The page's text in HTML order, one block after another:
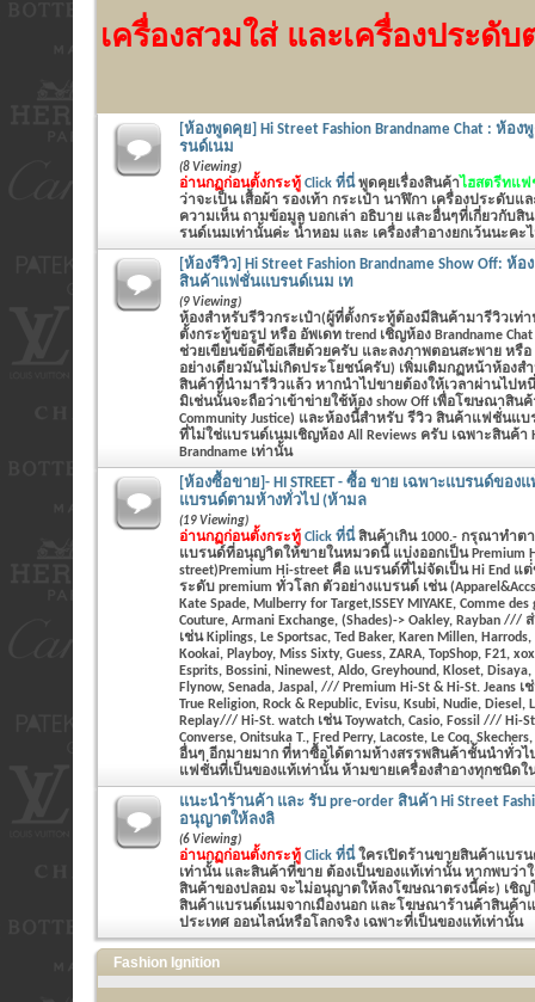
เครื่องสวมใส่ และเครื่องประดับ
[ห้องพูดคุย] Hi Street Fashion Brandname Chat : ห้อ
รนด์เนม
(8 Viewing)
อ่านกฏก่อนตั้งกระทู้ Click ที่นี่ พูดคุยเรื่องสินค้าไฮสตรีทแฟ
ว่าจะเป็น เสื้อผ้า รองเท้า กระเป๋า นาฬิกา เครื่องประดับแ
ความเห็น ถามข้อมูล บอกเล่า อธิบาย และอื่นๆที่เกี่ยวกับ
รนด์เนมเท่านั้นค่ะ น้ำหอม และ เครื่องสำอางยกเว้นนะคะ
[ห้องรีวิว] Hi Street Fashion Brandname Show Off: ห้
สินค้าแฟชั่นแบรนด์เนม เท
(9 Viewing)
ห้องสำหรับรีวิวกระเป๋า(ผู้ที่ตั้งกระทู้ต้องมีสินค้ามารีวิวเท่
ตั้งกระทู้ขอรูป หรือ อัพเดท trend เชิญห้อง Brandname
ช่วยเขียนข้อดีข้อเสียด้วยครับ และลงภาพตอนสะพาย หรือ
อย่างเดียวมันไม่เกิดประโยชน์ครับ) เพิ่มเติมกฏหน้าห้องสำ
สินค้าที่นำมารีวิวแล้ว หากนำไปขายต้องให้เวลาผ่านไปห
มิเช่นนั้นจะถือว่าเข้าข่ายใช้ห้อง show Off เพื่อโฆษณาสิน
Community Justice) และห้องนี้สำหรับ รีวิว สินค้าแฟชั่นแ
ที่ไม่ใช่แบรนด์เนมเชิญห้อง All Reviews ครับ เฉพาะสินค้า
Brandname เท่านั้น
[ห้องซื้อขาย]- HI STREET - ซื้อ ขาย เฉพาะแบรนด์ของ
แบรนด์ตามห้างทั่วไป (ห้ามล
(19 Viewing)
อ่านกฏก่อนตั้งกระทู้ Click ที่นี่ สินค้าเกิน 1000.- กรุณาทำ
แบรนด์ที่อนุญาิตให้ขายในหมวดนี้ แบ่งออกเป็น Premium
street)Premium Hi-street คือ แบรนด์ที่ไม่จัดเป็น Hi End
ระดับ premium ทั่วโลก ตัวอย่างแบรนด์ เช่น
Kate Spade, Mulberry for Target,ISSEY MIYAKE, Comme des
Couture, Armani Exchange, (Shades)-> Oakley, Rayban ///
เช่น Kiplings, Le Sportsac, Ted Baker, Karen Millen,
Kookai, Playboy, Miss Sixty, Guess, ZARA, TopShop, F21,
Esprits, Bossini, Ninewest, Aldo, Greyhound, Kloset, Disaya,
Flynow, Senada, Jaspal, /// Premium Hi-St & Hi-St. Jeans เ
True Religion, Rock & Republic, Evisu, Ksubi, Nudie, Diesel,
Replay/// Hi-St. watch เช่น Toywatch, Casio, Fossil /// Hi-
Converse, Onitsuka T., Fred Perry, Lacoste, Le Coq,
อื่นๆ อีกมายมาก ที่หาซื้อได้ตามห้างสรรพสินค้าชั้นนำทั่วไ
แฟชั่นที่เป็นของแท้เท่านั้น ห้ามขายเครื่องสำอางทุกชนิดใ
แนะนำร้านค้า และ รับ pre-order สินค้า Hi Street
อนุญาตให้ลงลิ
(6 Viewing)
อ่านกฏก่อนตั้งกระทู้ Click ที่นี่ ใครเปิดร้านขายสินค้าแบรน
เท่านั้น และสินค้าที่ขาย ต้องเป็นของแท้เท่านั้น หากพบว่า
สินค้าของปลอม จะไม่อนุญาตให้ลงโฆษณาตรงนี้ค่ะ) เชิญ
สินค้าแบรนด์เนมจากเมืองนอก และโฆษณาร้านค้าสินค้า
ประเทศ ออนไลน์หรือโลกจริง เฉพาะที่เป็นของแท้เท่านั้น
Fashion Ignition